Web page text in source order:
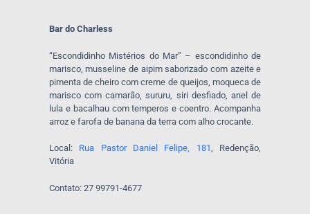
Bar do Charless
“Escondidinho Mistérios do Mar” – escondidinho de
marisco, musseline de aipim saborizado com azeite e
pimenta de cheiro com creme de queijos, moqueca de
marisco com camarão, sururu, siri desfiado, anel de
lula e bacalhau com temperos e coentro. Acompanha
arroz e farofa de banana da terra com alho crocante.
Local: Rua Pastor Daniel Felipe, 181, Redenção,
Vitória
Contato: 27 99791-4677